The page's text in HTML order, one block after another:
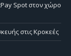
Spot στον χώρο
στις Κροκεές